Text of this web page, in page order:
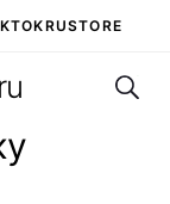
RUSTORE